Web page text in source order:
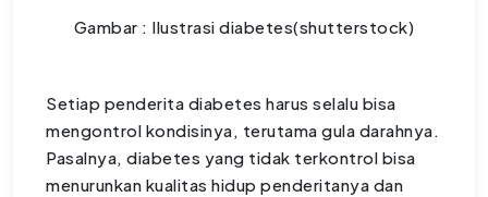
Gambar : Ilustrasi diabetes(shutterstock)
Setiap penderita diabetes harus selalu bisa
mengontrol kondisinya, terutama gula darahnya.
Pasalnya, diabetes yang tidak terkontrol bisa
menurunkan kualitas hidup penderitanya dan